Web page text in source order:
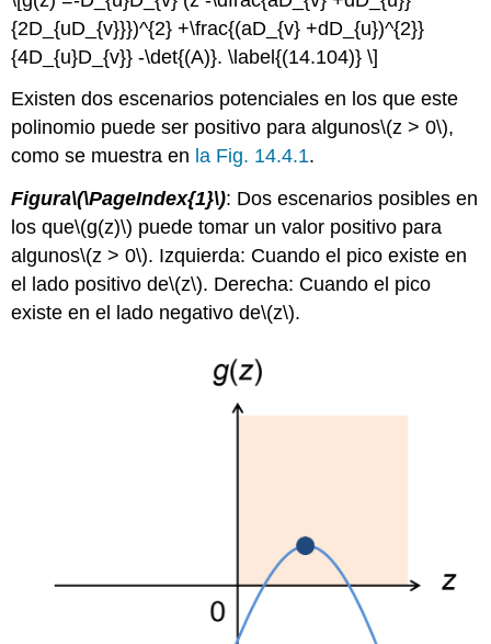
{2D_{uD_{v}}})^{2} +\frac{(aD_{v} +dD_{u})^{2}}
{4D_{u}D_{v}} -\det{(A)}. \label{(14.104)} \]
Existen dos escenarios potenciales en los que este
polinomio puede ser positivo para algunos\(z > 0\),
como se muestra en la Fig. 14.4.1.
Figura\(\PageIndex{1}\): Dos escenarios posibles en
los que\(g(z)\) puede tomar un valor positivo para
algunos\(z > 0\). Izquierda: Cuando el pico existe en
el lado positivo de\(z\). Derecha: Cuando el pico
existe en el lado negativo de\(z\).